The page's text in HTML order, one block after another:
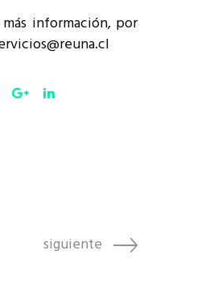
información, por
siguiente